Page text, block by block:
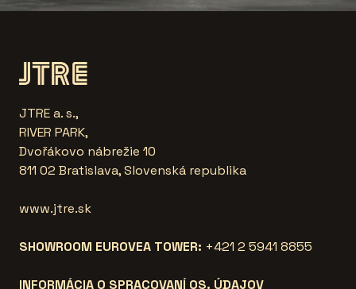
JTRE a. s.,
RIVER PARK,
Dvořákovo nábrežie 10
811 02 Bratislava, Slovenská republika
www.jtre.sk
SHOWROOM EUROVEA TOWER: +421 2 5941 8855
INFORMÁCIA O SPRACOVANÍ OS. ÚDAJOV